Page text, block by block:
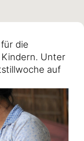
die
Unter
auf